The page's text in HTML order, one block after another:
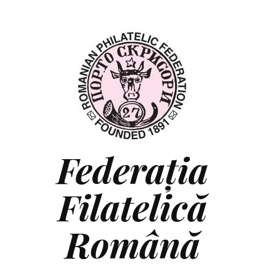
Federaţia
Filatelică
Română